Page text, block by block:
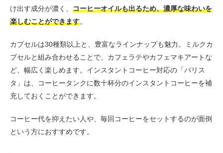
け出す成分が濃く、 コーヒーオイルも出るため、濃厚な味わいを
楽しむことができます。
カプセルは30種類以上と、豊富なラインナップも魅力。ミルクカ
プセルと組み合わせることで、カフェラテやカフェマキアートな
ど、幅広く楽しめます。インスタントコーヒー対応の「バリス
タ」は、コーヒータンクに数十杯分のインスタントコーヒーを補
充しておくことができます。
コーヒー代を抑えたい人や、毎回コーヒーをセットするのが面倒
という方におすすめです。